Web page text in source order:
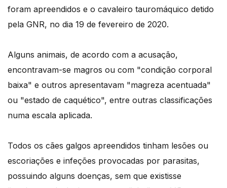
foram apreendidos e o cavaleiro tauromáquico detido
pela GNR, no dia 19 de fevereiro de 2020.
Alguns animais, de acordo com a acusação,
encontravam-se magros ou com "condição corporal
baixa" e outros apresentavam "magreza acentuada"
ou "estado de caquético", entre outras classificações
numa escala aplicada.
Todos os cães galgos apreendidos tinham lesões ou
escoriações e infeções provocadas por parasitas,
possuindo alguns doenças, sem que existisse